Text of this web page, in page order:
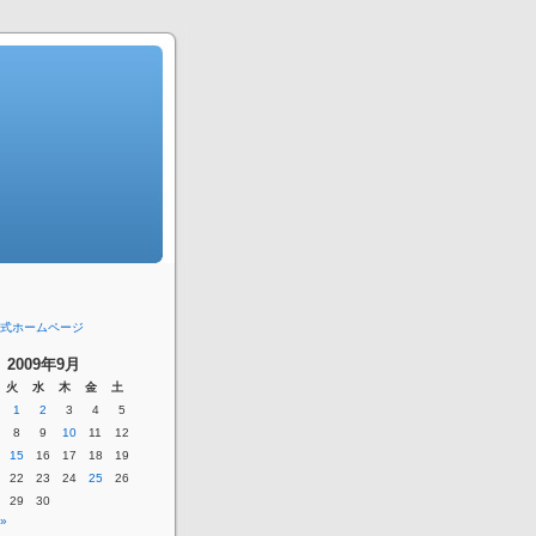
ホームページ
2009年9月
火 水 木 金
土
1
2 3 4
5
8 9 10 11
12
15 16 17 18
19
22 23 24 25
26
29
30